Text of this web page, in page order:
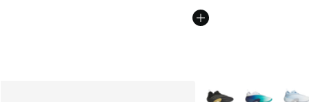
Weitere Farben